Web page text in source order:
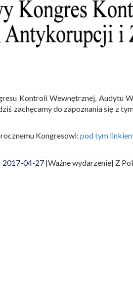
Kontroli Wewnętrznej, Audytu
zachęcamy do zapoznania się z
Kongresowi: pod tym
2017-04-27 |Ważne wydarzenie| Z